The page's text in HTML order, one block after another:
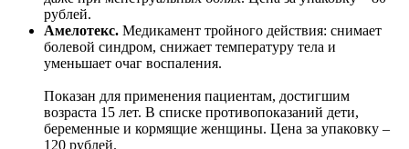
рублей.
Амелотекс. Медикамент тройного действия: снимает
болевой синдром, снижает температуру тела и
уменьшает очаг воспаления.
Показан для применения пациентам, достигшим
возраста 15 лет. В списке противопоказаний дети,
беременные и кормящие женщины. Цена за упаковку –
120 рублей.